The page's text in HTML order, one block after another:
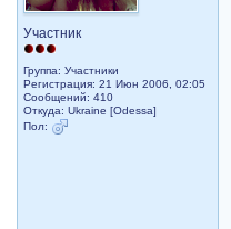
Участник
Группа: Участники
Регистрация: 21 Июн 2006, 02:05
Сообщений: 410
Откуда: Ukraine [Odessa]
Пол: